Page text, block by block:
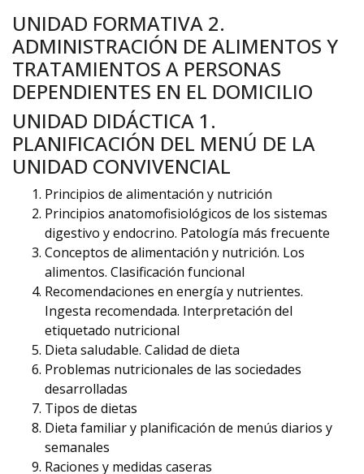
UNIDAD FORMATIVA 2.
ADMINISTRACIÓN DE ALIMENTOS Y
TRATAMIENTOS A PERSONAS
DEPENDIENTES EN EL DOMICILIO
UNIDAD DIDÁCTICA 1.
PLANIFICACIÓN DEL MENÚ DE LA
UNIDAD CONVIVENCIAL
Principios de alimentación y nutrición
Principios anatomofisiológicos de los sistemas
digestivo y endocrino. Patología más frecuente
Conceptos de alimentación y nutrición. Los
alimentos. Clasificación funcional
Recomendaciones en energía y nutrientes.
Ingesta recomendada. Interpretación del
etiquetado nutricional
Dieta saludable. Calidad de dieta
Problemas nutricionales de las sociedades
desarrolladas
Tipos de dietas
Dieta familiar y planificación de menús diarios y
semanales
Raciones y medidas caseras